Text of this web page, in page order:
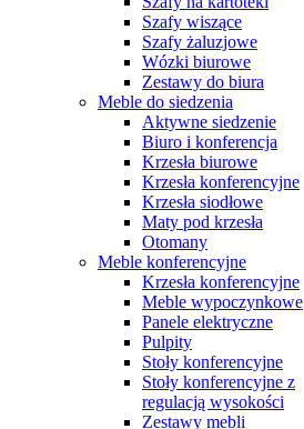
Szafy wiszące
Szafy żaluzjowe
Wózki biurowe
Zestawy do biura
Meble do siedzenia
Aktywne siedzenie
Biuro i konferencja
Krzesła biurowe
Krzesła konferencyjne
Krzesła siodłowe
Maty pod krzesła
Otomany
Meble konferencyjne
Krzesła konferencyjne
Meble wypoczynkowe
Panele elektryczne
Pulpity
Stoły konferencyjne
Stoły konferencyjne z
regulacją wysokości
Zestawy mebli